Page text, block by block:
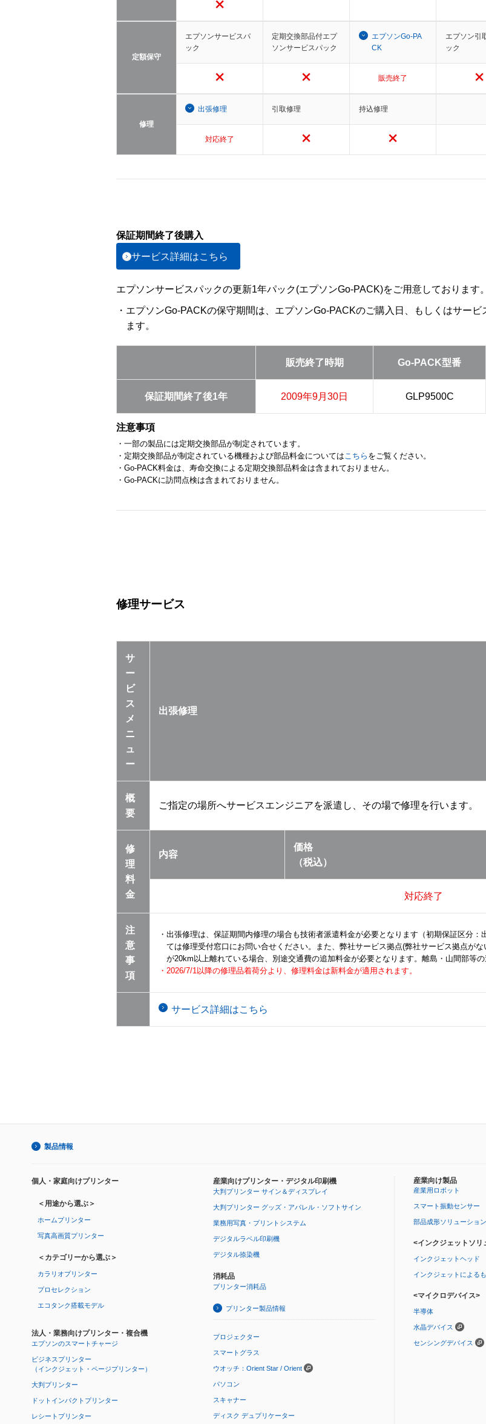
定額保守
エプソンサービスパ
ック
定期交換部品付エプ
ソンサービスパック
エプソンGo-PA
CK
エプソン引
ック
販売終了
修理
出張修理 引取修理 持込修理
対応終了
保証期間終了後購入
サービス詳細はこちら
エプソンサービスパックの更新1年パック(エプソンGo-PACK)をご用意しております。
・エプソンGo-PACKの保守期間は、エプソンGo-PACKのご購入日、もしくはサー
ます。
販売終了時期 Go-PACK型番
保証期間終了後1年 2009年9月30日 GLP9500C
注意事項
・一部の製品には定期交換部品が制定されています。
・定期交換部品が制定されている機種および部品料金については こちら をご覧ください。
・Go-PACK料金は、寿命交換による定期交換部品料金は含まれておりません。
・Go-PACKに訪問点検は含まれておりません。
修理サービス
サ
ー
ビ
ス
メ
ニ
ュ
ー
出張修理
概
要
ご指定の場所へサービスエンジニアを派遣し、その場で修理を行います。
修
理
料
金
内容
価格
（税込）
対応終了
注
意
事
項
・出張修理は、保証期間内修理の場合も技術者派遣料金が必要となります（初期保証区分
ては修理受付窓口にお問い合せください。また、弊社サービス拠点(弊社サービス拠点が
が20km以上離れている場合、別途交通費の追加料金が必要となります。離島・山間部等
・2026/7/1以降の修理品着荷分より、修理料金は新料金が適用されます。
サービス詳細はこちら
製品情報
個人・家庭向けプリンター
＜用途から選ぶ＞
ホームプリンター
写真高画質プリンター
＜カテゴリーから選ぶ＞
カラリオプリンター
プロセレクション
エコタンク搭載モデル
法人・業務向けプリンター・複合機
エプソンのスマートチャージ
ビジネスプリンター
（インクジェット・ページプリンター）
大判プリンター
ドットインパクトプリンター
レシートプリンター
産業向けプリンター・デジタル印刷機
大判プリンター サイン＆ディスプレイ
大判プリンター グッズ・アパレル・ソフトサイン
業務用写真・プリントシステム
デジタルラベル印刷機
デジタル捺染機
消耗品
プリンター消耗品
プリンター製品情報
プロジェクター
スマートグラス
ウオッチ：Orient Star / Orient
パソコン
スキャナー
ディスク デュプリケーター
産業向け製品
産業用ロボット
スマート振動センサー
部品成形ソリューション
<インクジェットソリ
インクジェットヘッド
インクジェットによる
<マイクロデバイス>
半導体
水晶デバイス
センシングデバイス